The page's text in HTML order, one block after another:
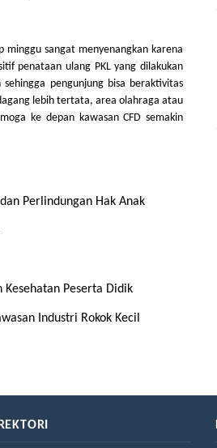
minggu sangat menyenangkan karena
penataan ulang PKL yang dilakukan
pengunjung bisa beraktivitas
lebih tertata, area olahraga atau
ke depan kawasan CFD semakin
Perlindungan Hak Anak
Kesehatan Peserta Didik
Industri Rokok Kecil